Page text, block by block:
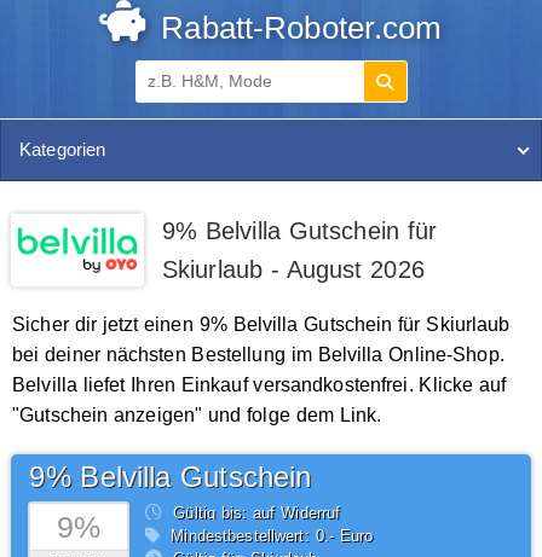
Rabatt-Roboter.com
Kategorien
9% Belvilla Gutschein für
Skiurlaub - August 2026
Sicher dir jetzt einen 9% Belvilla Gutschein für Skiurlaub
bei deiner nächsten Bestellung im Belvilla Online-Shop.
Belvilla liefet Ihren Einkauf versandkostenfrei. Klicke auf
"Gutschein anzeigen" und folge dem Link.
9%
9% Belvilla Gutschein
Gültig bis: auf Widerruf
Mindestbestellwert: 0,- Euro